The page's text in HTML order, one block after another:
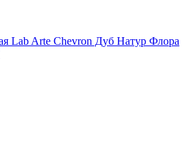
Lab Arte Chevron Дуб Натур Флора